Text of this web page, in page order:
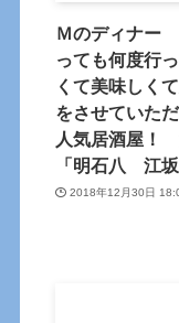
Ｍのディナー
っても何度行
くて美味しく
をさせていた
人気居酒屋
「明石八 江坂
2018年12月30日